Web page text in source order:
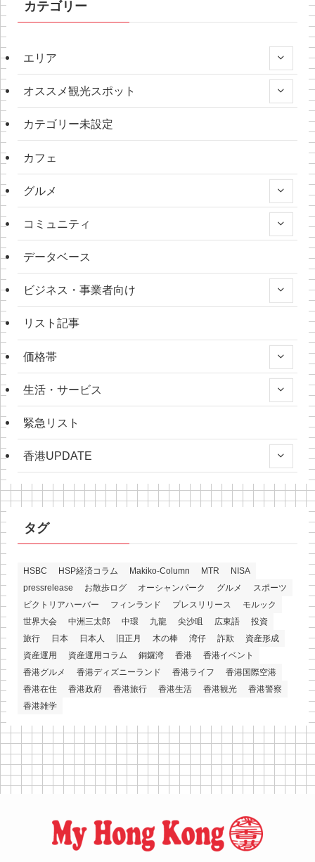
カテゴリー
エリア
オススメ観光スポット
カテゴリー未設定
カフェ
グルメ
コミュニティ
データベース
ビジネス・事業者向け
リスト記事
価格帯
生活・サービス
緊急リスト
香港UPDATE
タグ
HSBC HSP経済コラム Makiko-Column MTR
NISA
pressrelease
お散歩ログ オーシャンパーク グルメ
スポーツ
ビクトリアハーバー
フィンランド プレスリリース
モルック
世界大会
中洲三太郎 中環 九龍 尖沙咀 広東語
投資
旅行
日本 日本人 旧正月 木の棒 湾仔 詐欺
資産形成
資産運用
資産運用コラム 銅鑼湾 香港
香港イベント
香港グルメ
香港ディズニーランド 香港ライフ
香港国際空港
香港在住
香港政府 香港旅行 香港生活 香港観光
香港警察
香港雑学